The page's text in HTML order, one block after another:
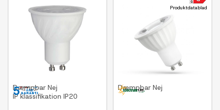
Dæmpbar Nej
IP klassifikation IP20
Produktdatablad
Dæmpbar Nej